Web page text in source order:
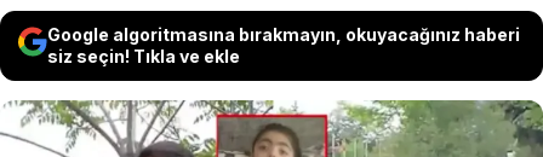
Google algoritmasına bırakmayın, okuyacağınız haberi
siz seçin! Tıkla ve ekle